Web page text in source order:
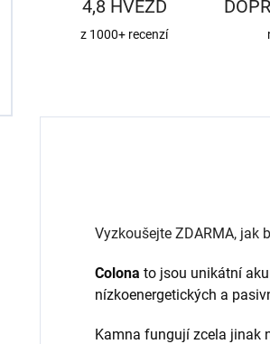
4,8 HVĚZD
z 1000+ recenzí
Vyzkoušejte ZDARMA, jak
Colona to jsou unikátní
nízkoenergetických a
Kamna fungují zcela jinak